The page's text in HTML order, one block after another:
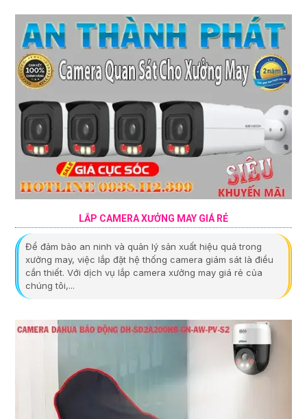
LẮP CAMERA XƯỞNG MAY GIÁ RẺ
Để đảm bảo an ninh và quản lý sản xuất hiệu quả trong
xưởng may, việc lắp đặt hệ thống camera giám sát là điều
cần thiết. Với dịch vụ lắp camera xưởng may giá rẻ của
chúng tôi,...